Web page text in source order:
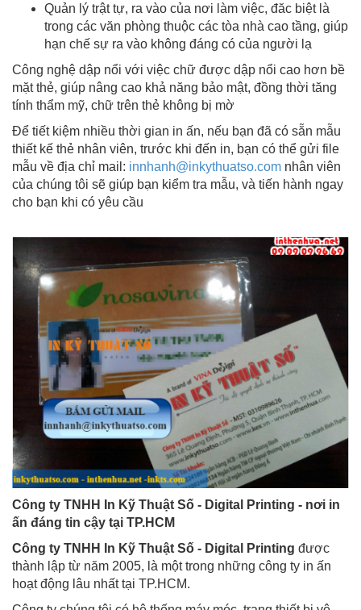
Quản lý trật tự, ra vào của nơi làm việc, đăc biệt là
trong các văn phòng thuộc các tòa nhà cao tầng, giúp
hạn chế sự ra vào không đáng có của người lạ
Công nghệ dập nổi với việc chữ được dập nổi cao hơn bề
mặt thẻ, giúp nâng cao khả năng bảo mật, đồng thời tăng
tính thẩm mỹ, chữ trên thẻ không bị mờ
Để tiết kiệm nhiều thời gian in ấn, nếu bạn đã có sẵn mẫu
thiết kế thẻ nhân viên, trước khi đến in, bạn có thể gửi file
mẫu về địa chỉ mail: innhanh@inkythuatso.com nhân viên
của chúng tôi sẽ giúp bạn kiểm tra mẫu, và tiến hành ngay
cho bạn khi có yêu cầu
Công ty TNHH In Kỹ Thuật Số - Digital Printing - nơi in
ấn đáng tin cậy tại TP.HCM
Công ty TNHH In Kỹ Thuật Số - Digital Printing được
thành lập từ năm 2005, là một trong những công ty in ấn
hoạt động lâu nhất tại TP.HCM.